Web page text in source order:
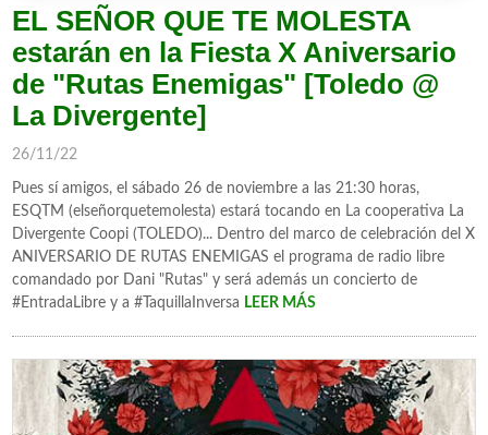
EL SEÑOR QUE TE MOLESTA
estarán en la Fiesta X Aniversario
de "Rutas Enemigas" [Toledo @
La Divergente]
26/11/22
Pues sí amigos, el sábado 26 de noviembre a las 21:30 horas,
ESQTM (elseñorquetemolesta) estará tocando en La cooperativa La
Divergente Coopi (TOLEDO)... Dentro del marco de celebración del X
ANIVERSARIO DE RUTAS ENEMIGAS el programa de radio libre
comandado por Dani "Rutas" y será además un concierto de
#EntradaLibre y a #TaquillaInversa LEER MÁS